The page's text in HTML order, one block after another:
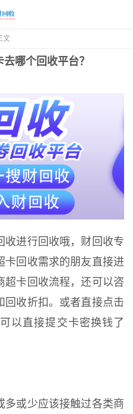
文
哪个回收平台？
进行回收哦，财回收专
卡回收需求的朋友直接进
超卡回收流程，还可以咨
回收折扣。或者直接点击
以直接提交卡密换钱了
或少应该接触过各类商